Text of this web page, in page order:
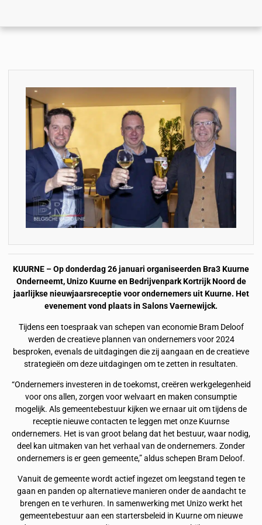
KUURNE – Op donderdag 26 januari organiseerden Bra3 Kuurne
Onderneemt, Unizo Kuurne en Bedrijvenpark Kortrijk Noord de
jaarlijkse nieuwjaarsreceptie voor ondernemers uit Kuurne. Het
evenement vond plaats in Salons Vaernewijck.
Tijdens een toespraak van schepen van economie Bram Deloof
werden de creatieve plannen van ondernemers voor 2024
besproken, evenals de uitdagingen die zij aangaan en de creatieve
strategieën om deze uitdagingen om te zetten in resultaten.
“Ondernemers investeren in de toekomst, creëren werkgelegenheid
voor ons allen, zorgen voor welvaart en maken consumptie
mogelijk. Als gemeentebestuur kijken we ernaar uit om tijdens de
receptie nieuwe contacten te leggen met onze Kuurnse
ondernemers. Het is van groot belang dat het bestuur, waar nodig,
deel kan uitmaken van het verhaal van de ondernemers. Zonder
ondernemers is er geen gemeente,” aldus schepen Bram Deloof.
Vanuit de gemeente wordt actief ingezet om leegstand tegen te
gaan en panden op alternatieve manieren onder de aandacht te
brengen en te verhuren. In samenwerking met Unizo werkt het
gemeentebestuur aan een startersbeleid in Kuurne om nieuwe